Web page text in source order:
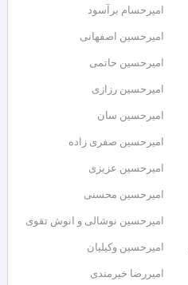
امیرحسام برآسود
امیرحسین اصفهانی
امیرحسین حاتمی
امیرحسین رزازی
امیرحسین سان
امیرحسین صفری زاده
امیرحسین عزیزی
امیرحسین محسنی
امیرحسین نوشالی و انوش تقوی
امیرحسین وکیلیان
امیررضا خیرمندی